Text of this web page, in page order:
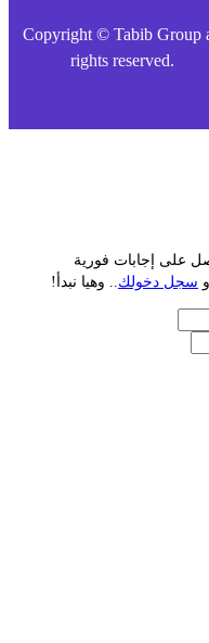
Copyright © Tabib
rights reserved.
إجابات فورية
دخولك.. وهيا نبدأ!